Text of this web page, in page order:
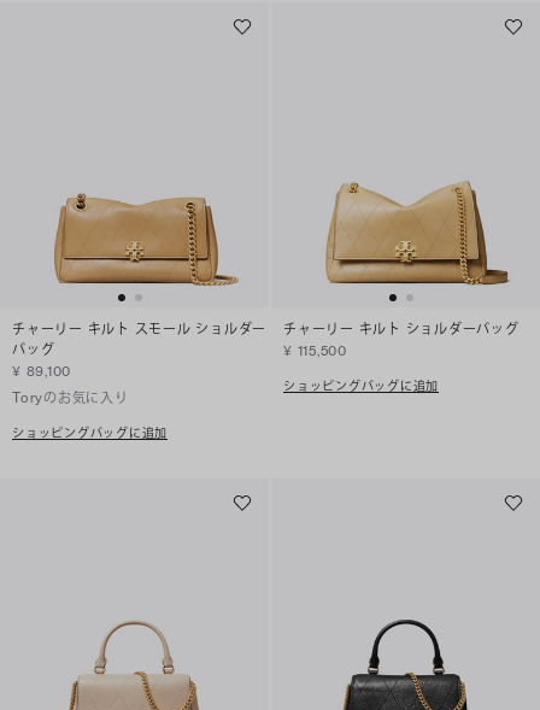
チャーリー キルト スモール ショルダー
バッグ
¥ 89,100
Toryのお気に入り
ショッピングバッグに追加
チャーリー キルト ショルダーバッグ
¥ 115,500
ショッピングバッグに追加